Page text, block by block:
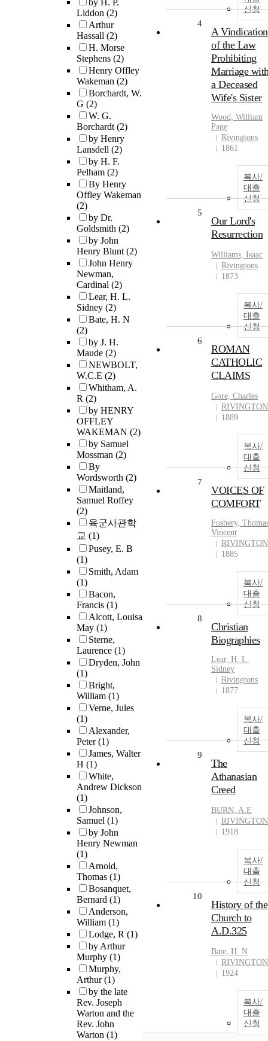
by H. P.
Liddon (2)
Arthur
Hassall (2)
H. Morse
Stephens (2)
Henry Offley
Wakeman (2)
Borchardt, W.
G (2)
W. G.
Borchardt(2)
by Henry
Lansdell (2)
by H. F.
Pelham (2)
By Henry
Offley Wakeman
(2)
by Dr.
Goldsmith (2)
by John
Henry Blunt(2)
John Henry
Newman,
Cardinal (2)
Lear, H. L.
Sidney (2)
Bate, H. N
(2)
by J. H.
Maude (2)
NEWBOLT,
W.C.E (2)
Whitham, A.
R (2)
by HENRY
OFFLEY
WAKEMAN (2)
by Samuel
Mossman (2)
By
Wordsworth (2)
Maitland,
Samuel Roffey
(2)
육군사관학
교 (1)
Pusey, E. B
(1)
Smith, Adam
(1)
Bacon,
Francis (1)
Alcott, Louisa
May (1)
Sterne,
Laurence (1)
Dryden, John
(1)
Bright,
William (1)
Verne, Jules
(1)
Alexander,
Peter(1)
James, Walter
H (1)
White,
Andrew Dickson
(1)
Johnson,
Samuel (1)
by John
Henry Newman
(1)
Arnold,
Thomas (1)
Bosanquet,
Bernard (1)
Anderson,
William (1)
Lodge, R (1)
by Arthur
Murphy (1)
Murphy,
Arthur(1)
by the late
Rev. Joseph
Warton and the
Rev. John
Warton (1)
신청
4
A Vindication
of the Law
Prohibiting
Marriage
a Deceased
Wife's Sister
Wood, William
Page
Rivingtons
1861
복사/
대출
신청
5
Our Lord's
Resurrection
Williams, Isaac
Rivingtons
1873
복사/
대출
신청
6
ROMAN
CATHOLIC
CLAIMS
Gore, Charles
1889
복사/
대출
신청
7
VOICES OF
COMFORT
Fosbery,
Vincent
1885
복사/
대출
신청
8
Christian
Biographies
Lear, H. L.
Sidney
Rivingtons
1877
복사/
대출
신청
9
The
Athanasian
Creed
BURN, A.E
1918
복사/
대출
신청
10
History of the
Church to
A.D.325
Bate, H. N
1924
복사/
대출
신청